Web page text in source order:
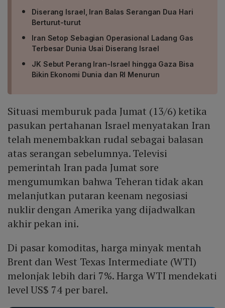
Diserang Israel, Iran Balas Serangan Dua Hari
Berturut-turut
Iran Setop Sebagian Operasional Ladang Gas
Terbesar Dunia Usai Diserang Israel
JK Sebut Perang Iran-Israel hingga Gaza Bisa
Bikin Ekonomi Dunia dan RI Menurun
Situasi memburuk pada Jumat (13/6) ketika
pasukan pertahanan Israel menyatakan Iran
telah menembakkan rudal sebagai balasan
atas serangan sebelumnya. Televisi
pemerintah Iran pada Jumat sore
mengumumkan bahwa Teheran tidak akan
melanjutkan putaran keenam negosiasi
nuklir dengan Amerika yang dijadwalkan
akhir pekan ini.
Di pasar komoditas, harga minyak mentah
Brent dan West Texas Intermediate (WTI)
melonjak lebih dari 7%. Harga WTI mendekati
level US$ 74 per barel.